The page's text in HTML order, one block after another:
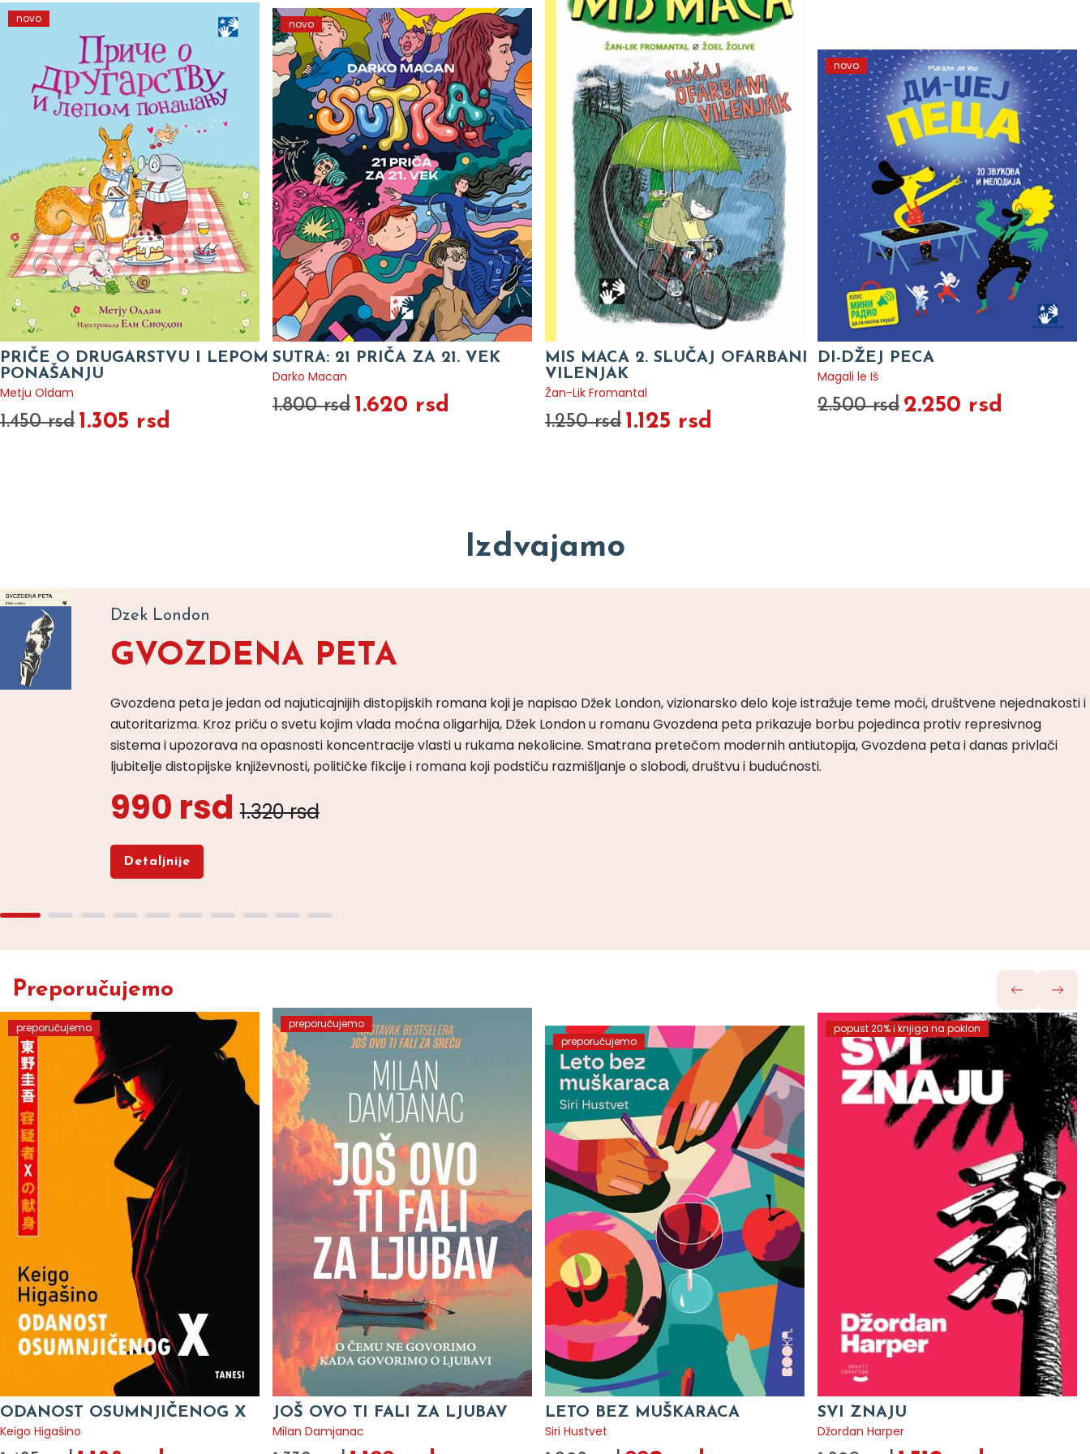
novo
PRIČE O DRUGARSTVU I LEPOM
PONAŠANJU
Metju Oldam
1.450 rsd 1.305 rsd
novo
SUTRA: 21 PRIČA ZA 21. VEK
Darko Macan
1.800 rsd 1.620 rsd
MIS MACA 2. SLUČAJ OFARBANI
VILENJAK
Žan-Lik Fromantal
1.250 rsd 1.125 rsd
novo
DI-DŽEJ PECA
Magali le Iš
2.500 rsd 2.250 rsd
Izdvajamo
Dzek London
GVOZDENA PETA
Gvozdena peta je jedan od najuticajnijih distopijskih romana koji je napisao Džek London, vizionarsko delo koje istražuje teme moći, društvene nejednakosti i
autoritarizma. Kroz priču o svetu kojim vlada moćna oligarhija, Džek London u romanu Gvozdena peta prikazuje borbu pojedinca protiv represivnog
sistema i upozorava na opasnosti koncentracije vlasti u rukama nekolicine. Smatrana pretečom modernih antiutopija, Gvozdena peta i danas privlači
ljubitelje distopijske književnosti, političke fikcije i romana koji podstiču razmišljanje o slobodi, društvu i budućnosti.
990 rsd 1.320 rsd
Detaljnije
Preporučujemo
preporučujemo
ODANOST OSUMNJIČENOG X
Keigo Higašino
preporučujemo
JOŠ OVO TI FALI ZA LJUBAV
Milan Damjanac
preporučujemo
LETO BEZ MUŠKARACA
Siri Hustvet
popust 20% i knjiga na poklon
SVI ZNAJU
Džordan Harper